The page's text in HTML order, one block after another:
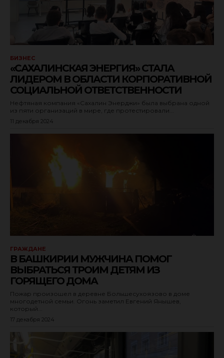
БИЗНЕС
«САХАЛИНСКАЯ ЭНЕРГИЯ» СТАЛА
ЛИДЕРОМ В ОБЛАСТИ КОРПОРАТИВНОЙ
СОЦИАЛЬНОЙ ОТВЕТСТВЕННОСТИ
Нефтяная компания «Сахалин Энерджи» была выбрана одной
из пяти организаций в мире, где протестировали...
11 декабря 2024
ГРАЖДАНЕ
В БАШКИРИИ МУЖЧИНА ПОМОГ
ВЫБРАТЬСЯ ТРОИМ ДЕТЯМ ИЗ
ГОРЯЩЕГО ДОМА
Пожар произошел в деревне Большесухоязово в доме
многодетной семьи. Огонь заметил Евгений Янышев,
который...
17 декабря 2024